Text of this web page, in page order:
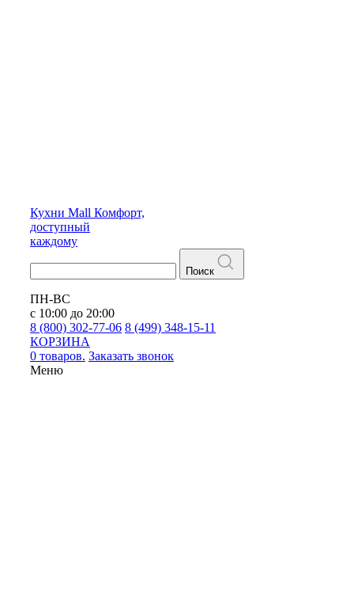
Кухни Mall Комфорт,
доступный
каждому
Поиск
ПН-ВС
с 10:00 до 20:00
8 (800) 302-77-06 8 (499) 348-15-11
КОРЗИНА
0 товаров. Заказать звонок
Меню